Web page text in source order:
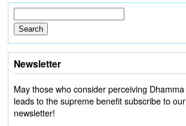
Newsletter
May those who consider perceiving Dhamma
leads to the supreme benefit subscribe to our
newsletter!